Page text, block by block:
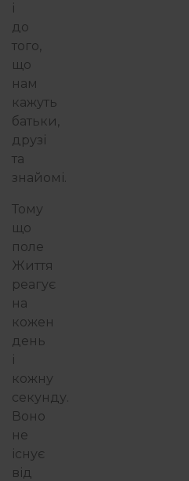
і
до
того,
що
нам
кажуть
батьки,
друзі
та
знайомі.
Тому
що
поле
Життя
реагує
на
кожен
день
і
кожну
секунду.
Воно
не
існує
від